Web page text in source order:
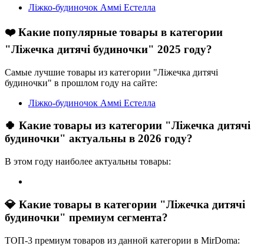
Ліжко-будиночок Аммі Естелла
❤️ Какие популярные товары в категории
"Ліжечка дитячі будиночки" 2025 году?
Самые лучшие товары из категории "Ліжечка дитячі
будиночки" в прошлом году на сайте:
Ліжко-будиночок Аммі Естелла
🍀 Какие товары из категории "Ліжечка дитячі
будиночки" актуальны в 2026 году?
В этом году наиболее актуальны товары:
💎 Какие товары в категории "Ліжечка дитячі
будиночки" премиум сегмента?
ТОП-3 премиум товаров из данной категории в MirDoma: